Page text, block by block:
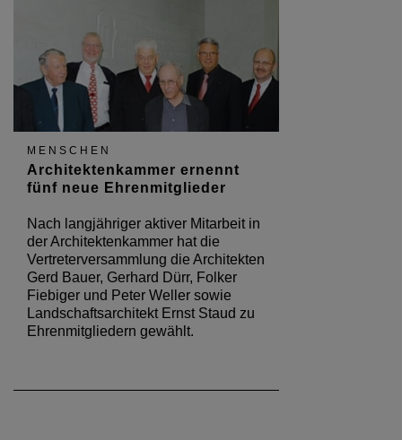
MENSCHEN
Architektenkammer ernennt
fünf neue Ehrenmitglieder
Nach langjähriger aktiver Mitarbeit in
der Architektenkammer hat die
Vertreterversammlung die Architekten
Gerd Bauer, Gerhard Dürr, Folker
Fiebiger und Peter Weller sowie
Landschaftsarchitekt Ernst Staud zu
Ehrenmitgliedern gewählt.